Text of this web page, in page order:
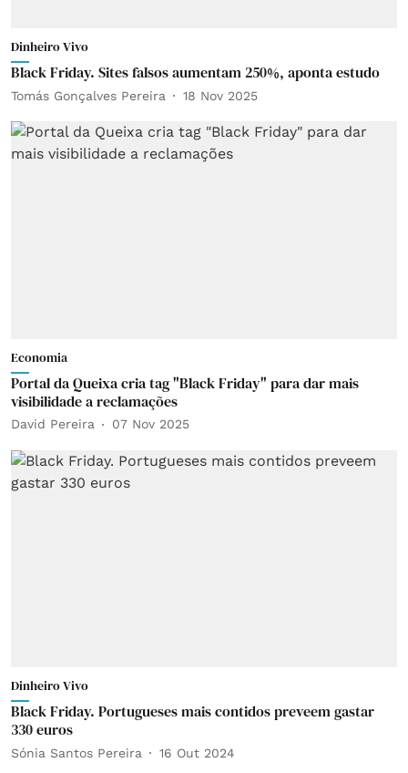
Dinheiro Vivo
Black Friday. Sites falsos aumentam 250%, aponta estudo
Tomás Gonçalves Pereira 18 Nov 2025
Economia
Portal da Queixa cria tag "Black Friday" para dar mais
visibilidade a reclamações
David Pereira 07 Nov 2025
Dinheiro Vivo
Black Friday. Portugueses mais contidos preveem gastar
330 euros
Sónia Santos Pereira 16 Out 2024